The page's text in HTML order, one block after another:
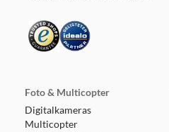
Foto & Multicopter
Digitalkameras
Multicopter